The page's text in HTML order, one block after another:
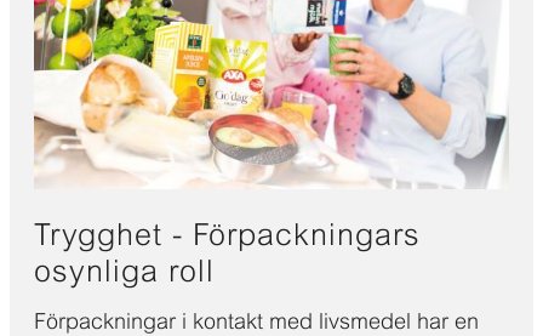
Trygghet - Förpackningars
osynliga roll
Förpackningar i kontakt med livsmedel har en